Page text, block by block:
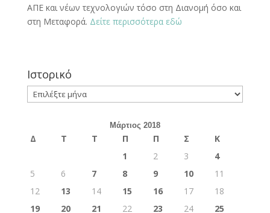
ΑΠΕ και νέων τεχνολογιών τόσο στη Διανομή όσο και
στη Μεταφορά. Δείτε περισσότερα εδώ
Ιστορικό
Ιστορικό
Μάρτιος 2018
Δ Τ Τ Π Π Σ
Κ
1
2 3
4
5
6 7 8 9 10
11
12
13 14 15 16 17
18
19
20 21 22 23 24
25